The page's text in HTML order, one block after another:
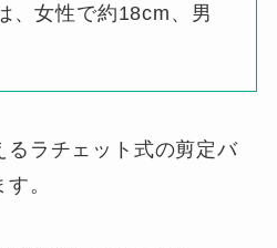
、女性で約18cm、男
るラチェット式の剪定バ
。